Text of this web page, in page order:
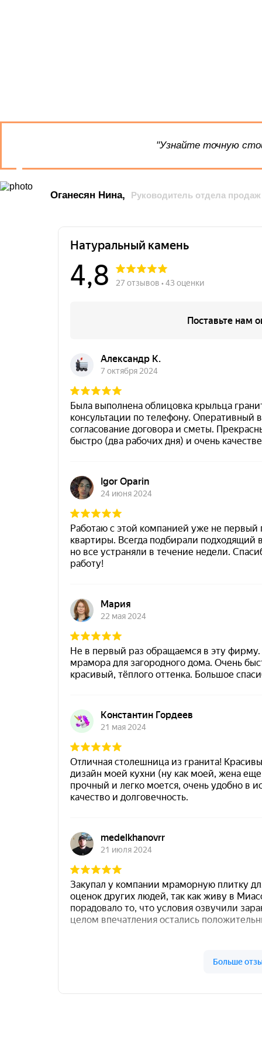
"Узнайте точную
Оганесян Нина, Руководитель отдела продаж